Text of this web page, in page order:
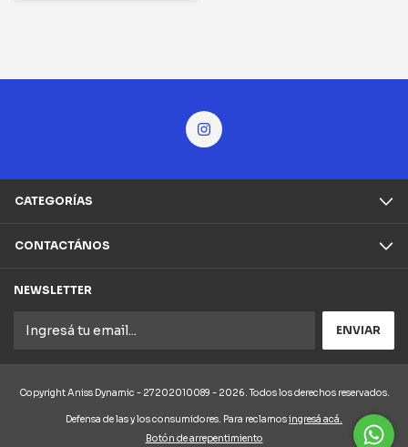
CATEGORÍAS
CONTACTÁNOS
NEWSLETTER
Copyright Aniss Dynamic - 27202010089 - 2026. Todos los derechos reservados.
Defensa de las y los consumidores. Para reclamosingresá acá.
Botón de arrepentimiento